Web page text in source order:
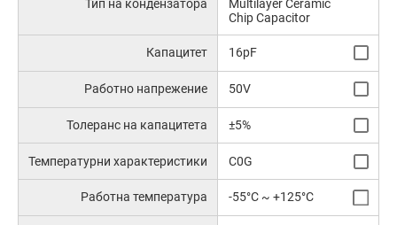
Тип на кондензатора
Multilayer Ceramic
Chip Capacitor
Капацитет 16pF
Работно напрежение 50V
Толеранс на капацитета ±5%
Температурни характеристики C0G
Работна температура -55°C ~ +125°C